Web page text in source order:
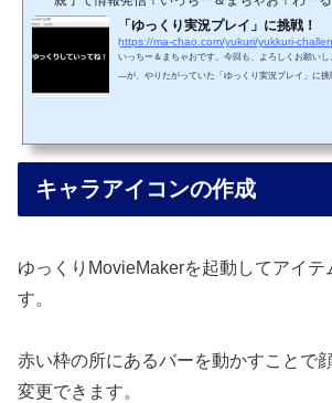
「ゆっくり実況プレイ」に挑戦！
https://ma-chao.com/yukuri/yukkuri-
いっちー＆まちゃおです。今回も、よろしくお願い
―が、やりたがっていた「ゆっくり実況プレイ」に挑
実況プレイ制作に必要な物 「AviUtl」と言う動画編集ソフト 「ゆっくりMovieMake
キャラアイコンの作成
ゆっくりMovieMakerを起動してアイテ
す。
赤い枠の所にあるバーを動かすことで
変更できます。